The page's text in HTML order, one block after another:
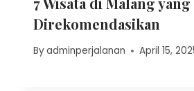
Direkomendasikan
Byadminperjalanan April 15,